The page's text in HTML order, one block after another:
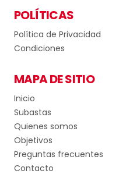
POLÍTICAS
Política de Privacidad
Condiciones
MAPA DE SITIO
Inicio
Subastas
Quienes somos
Objetivos
Preguntas frecuentes
Contacto